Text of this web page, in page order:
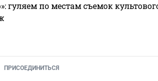
гуляем по местам съемок
ПРИСОЕДИНИТЬСЯ